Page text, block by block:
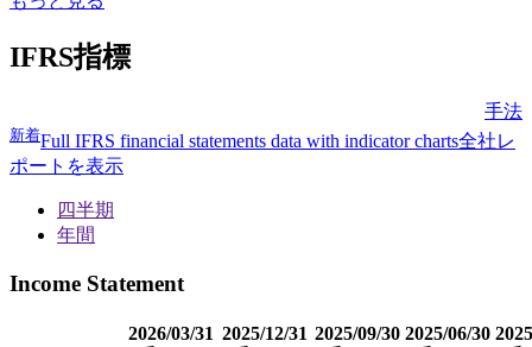
IFRS指標
手法
新着Full IFRS financial statements data with indicator charts全社レ
ポートを表示
四半期
年間
Income Statement
2026/03/31 2025/12/31 2025/09/30 2025/06/30